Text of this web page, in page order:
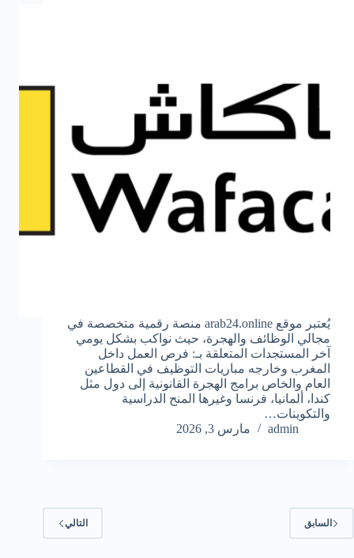
يُعتبر موقع arab24.online منصة رقمية متخصصة في
مجالي الوظائف والهجرة، حيث نواكب بشكل يومي
آخر المستجدات المتعلقة بـ: فرص العمل داخل
المغرب وخارجه مباريات التوظيف في القطاعين
العام والخاص برامج الهجرة القانونية إلى دول مثل
كندا، ألمانيا، فرنسا وغيرها المنح الدراسية
والتكوينات…
admin
مارس 3, 2026
السابق التالي